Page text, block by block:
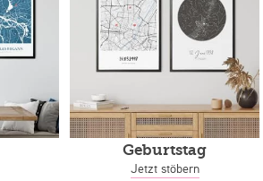
Geburtstag
Jetzt stöbern